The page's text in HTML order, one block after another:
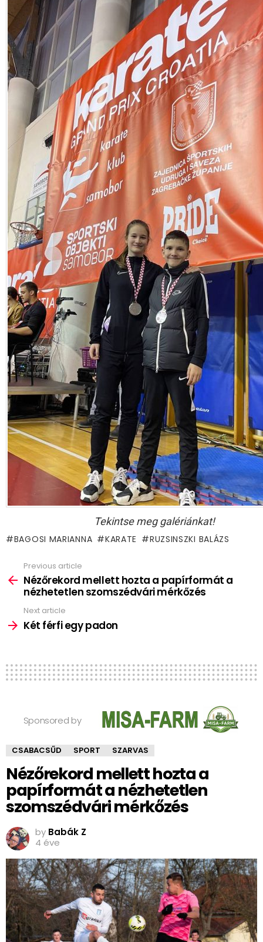
Tekintse meg galériánkat!
BAGOSI MARIANNA KARATE RUZSINSZKI BALÁZS
more
Previous article
Nézőrekord mellett hozta a papírformát a
nézhetetlen szomszédvári mérkőzés
Next article
Két férfi egy padon
Sponsored by
CSABACSŰD SPORT SZARVAS
Nézőrekord mellett hozta a
papírformát a nézhetetlen
szomszédvári mérkőzés
by Babák Z
4 éve